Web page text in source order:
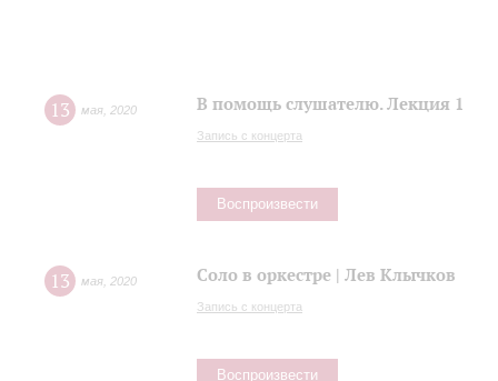
13 мая 2020 В помощь слушателю. Лекция 1
Запись с концерта
Воспроизвести
13 мая 2020 Соло в оркестре | Лев Клычков
Запись с концерта
Воспроизвести